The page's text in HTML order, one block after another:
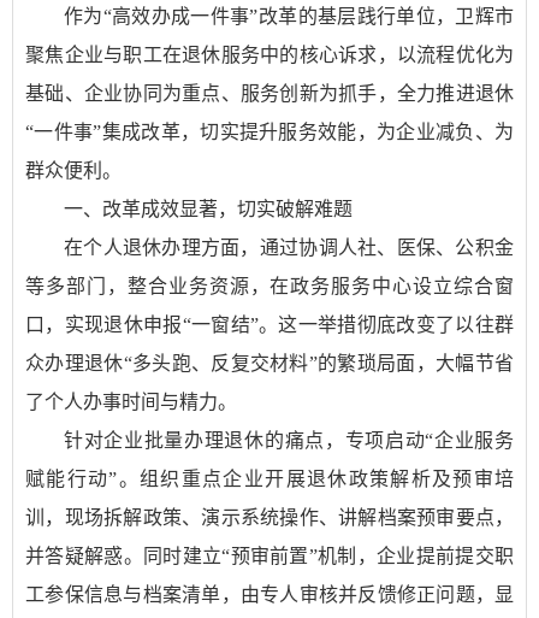
作为“高效办成一件事”改革的基层践行单位，卫辉市
聚焦企业与职工在退休服务中的核心诉求，以流程优化为
基础、企业协同为重点、服务创新为抓手，全力推进退休
“一件事”集成改革，切实提升服务效能，为企业减负、为
群众便利。
一、改革成效显著，切实破解难题
在个人退休办理方面，通过协调人社、医保、公积金
等多部门，整合业务资源，在政务服务中心设立综合窗
口，实现退休申报“一窗结”。这一举措彻底改变了以往群
众办理退休“多头跑、反复交材料”的繁琐局面，大幅节省
了个人办事时间与精力。
针对企业批量办理退休的痛点，专项启动“企业服务
赋能行动”。组织重点企业开展退休政策解析及预审培
训，现场拆解政策、演示系统操作、讲解档案预审要点，
并答疑解惑。同时建立“预审前置”机制，企业提前提交职
工参保信息与档案清单，由专人审核并反馈修正问题，显